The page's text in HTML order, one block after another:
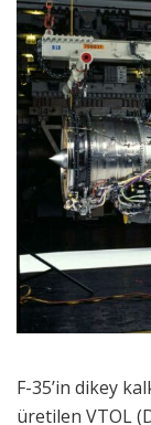
F-35’in dikey
üretilen VTOL